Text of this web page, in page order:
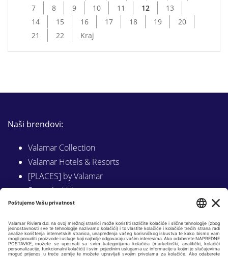
7
8 9 10 11 12
13
14
15 16 17 18 19
20
21
22 Kraj
Naši brendovi:
Valamar Collection
Valamar Hotels & Resorts
[PLACES] by Valamar
Sunny by Valamar
Valamar Camping
Istraži na Valamar.com